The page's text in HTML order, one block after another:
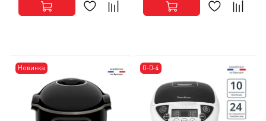
Новинка 0-0-4